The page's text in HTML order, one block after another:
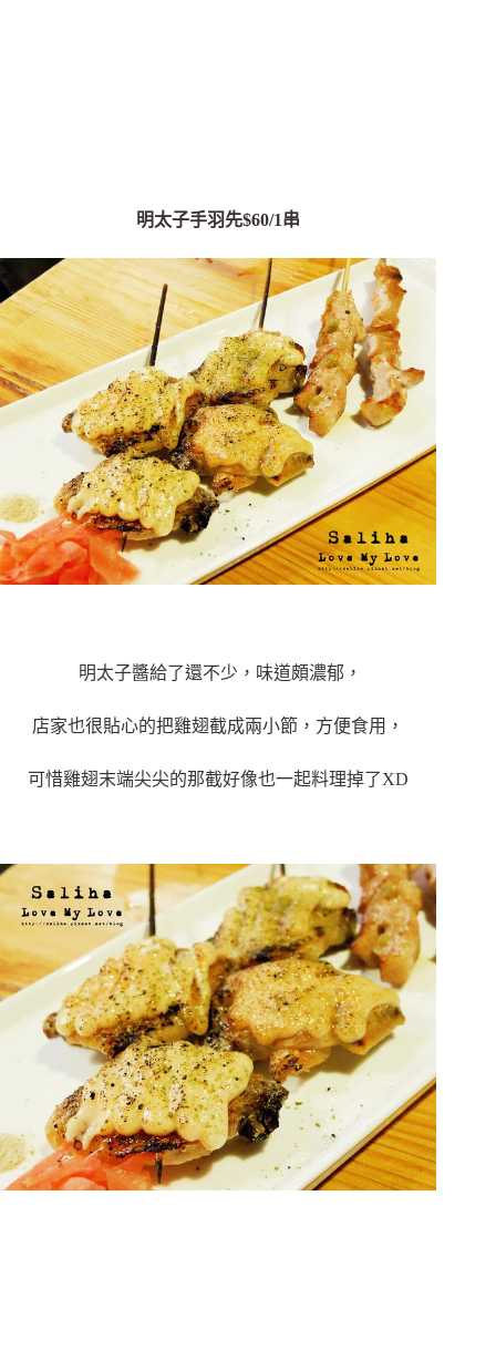
明太子手羽先$60/1串
明太子醬給了還不少，味道頗濃郁，
店家也很貼心的把雞翅截成兩小節，方便食用，
可惜雞翅末端尖尖的那截好像也一起料理掉了XD